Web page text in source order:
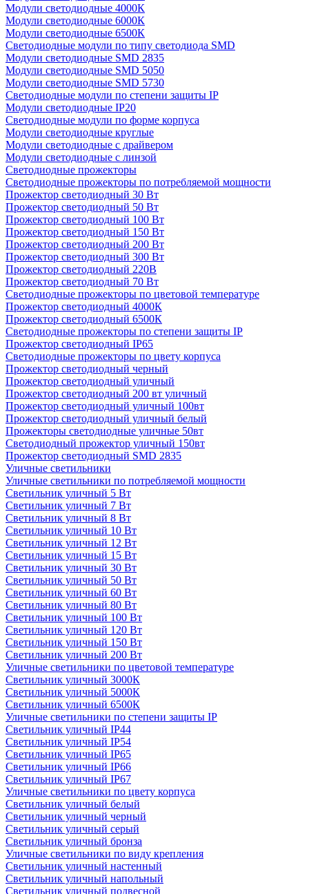
Модули светодиодные 4000К
Модули светодиодные 6000К
Модули светодиодные 6500К
Светодиодные модули по типу светодиода SMD
Модули светодиодные SMD 2835
Модули светодиодные SMD 5050
Модули светодиодные SMD 5730
Светодиодные модули по степени защиты IP
Модули светодиодные IP20
Светодиодные модули по форме корпуса
Модули светодиодные круглые
Модули светодиодные с драйвером
Модули светодиодные с линзой
Светодиодные прожекторы
Светодиодные прожекторы по потребляемой мощности
Прожектор светодиодный 30 Вт
Прожектор светодиодный 50 Вт
Прожектор светодиодный 100 Вт
Прожектор светодиодный 150 Вт
Прожектор светодиодный 200 Вт
Прожектор светодиодный 300 Вт
Прожектор светодиодный 220В
Прожектор светодиодный 70 Вт
Светодиодные прожекторы по цветовой температуре
Прожектор светодиодный 4000К
Прожектор светодиодный 6500К
Светодиодные прожекторы по степени защиты IP
Прожектор светодиодный IP65
Светодиодные прожекторы по цвету корпуса
Прожектор светодиодный черный
Прожектор светодиодный уличный
Прожектор светодиодный 200 вт уличный
Прожектор светодиодный уличный 100вт
Прожектор светодиодный уличный белый
Прожекторы светодиодные уличные 50вт
Светодиодный прожектор уличный 150вт
Прожектор светодиодный SMD 2835
Уличные светильники
Уличные светильники по потребляемой мощности
Светильник уличный 5 Вт
Светильник уличный 7 Вт
Светильник уличный 8 Вт
Светильник уличный 10 Вт
Светильник уличный 12 Вт
Светильник уличный 15 Вт
Светильник уличный 30 Вт
Светильник уличный 50 Вт
Светильник уличный 60 Вт
Светильник уличный 80 Вт
Светильник уличный 100 Вт
Светильник уличный 120 Вт
Светильник уличный 150 Вт
Светильник уличный 200 Вт
Уличные светильники по цветовой температуре
Cветильник уличный 3000К
Cветильник уличный 5000К
Cветильник уличный 6500К
Уличные светильники по степени защиты IP
Светильник уличный IP44
Светильник уличный IP54
Светильник уличный IP65
Светильник уличный IP66
Светильник уличный IP67
Уличные светильники по цвету корпуса
Светильник уличный белый
Светильник уличный черный
Светильник уличный серый
Светильник уличный бронза
Уличные светильники по виду крепления
Светильник уличный настенный
Светильник уличный напольный
Светильник уличный подвесной